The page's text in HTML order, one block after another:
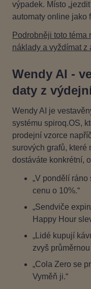
výpadek. Místo
automaty online jako
Podrobněji toto téma
náklady a vyždímat z
Wendy AI -
daty z
Wendy AI je
systému spiroq.OS,
prodejní vzorce
surových grafů, které
dostáváte konkrétní,
„V pondělí
cenu o 10%.“
„Sendviče
Happy Hour
„Lidé kupují
zvyš průměrnou
„Cola Zero se
Vyměň ji.“